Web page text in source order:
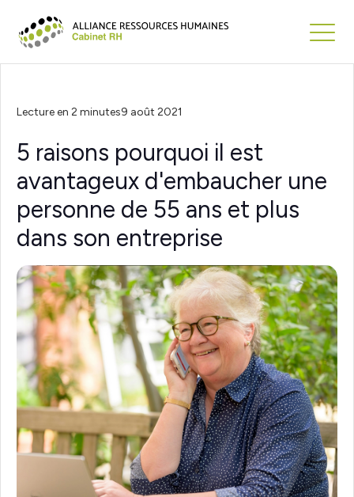
Lecture en 2 minutes9 août 2021
5 raisons pourquoi il est
avantageux d'embaucher une
personne de 55 ans et plus
dans son entreprise